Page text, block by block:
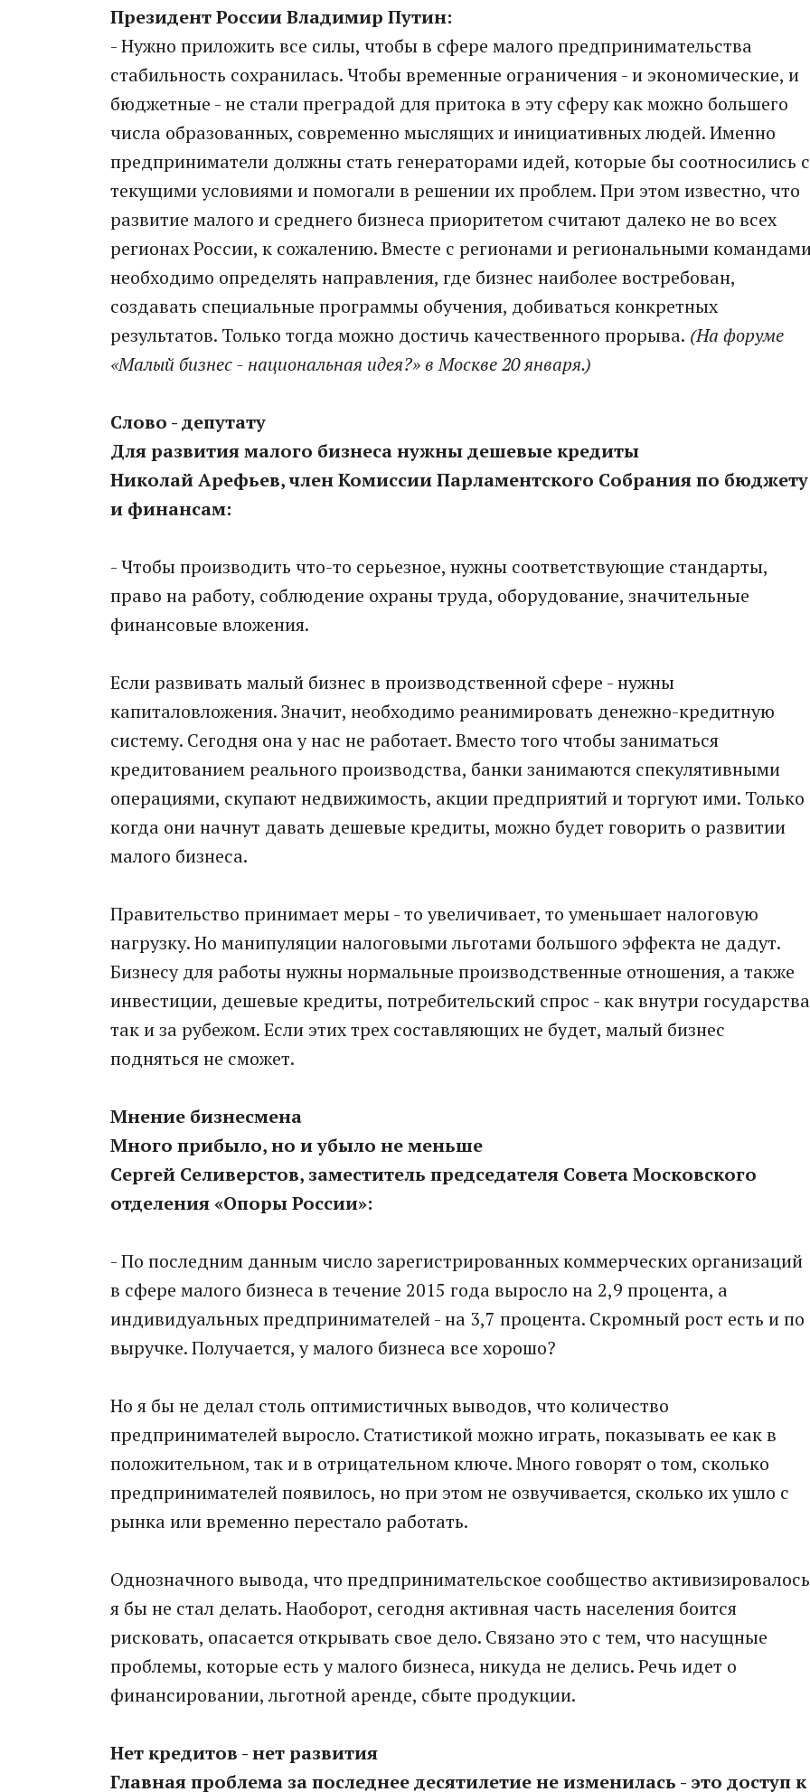
Президент России Владимир Путин:
- Нужно приложить все силы, чтобы в сфере малого предпринимательства
стабильность сохранилась. Чтобы временные ограничения - и экономические, и
бюджетные - не стали преградой для притока в эту сферу как можно большего
числа образованных, современно мыслящих и инициативных людей. Именно
предприниматели должны стать генераторами идей, которые бы соотносились с
текущими условиями и помогали в решении их проблем. При этом известно, что
развитие малого и среднего бизнеса приоритетом считают далеко не во всех
регионах России, к сожалению. Вместе с регионами и региональными
необходимо определять направления, где бизнес наиболее востребован,
создавать специальные программы обучения, добиваться конкретных
результатов. Только тогда можно достичь качественного прорыва. (На форуме
«Малый бизнес - национальная идея?» в Москве 20 января.)
Слово - депутату
Для развития малого бизнеса нужны дешевые кредиты
Николай Арефьев, член Комиссии Парламентского Собрания по бюджету
и финансам:
- Чтобы производить что-то серьезное, нужны соответствующие стандарты,
право на работу, соблюдение охраны труда, оборудование, значительные
финансовые вложения.
Если развивать малый бизнес в производственной сфере - нужны
капиталовложения. Значит, необходимо реанимировать денежно-кредитную
систему. Сегодня она у нас не работает. Вместо того чтобы заниматься
кредитованием реального производства, банки занимаются спекулятивными
операциями, скупают недвижимость, акции предприятий и торгуют ими. Только
когда они начнут давать дешевые кредиты, можно будет говорить о развитии
малого бизнеса.
Правительство принимает меры - то увеличивает, то уменьшает налоговую
нагрузку. Но манипуляции налоговыми льготами большого эффекта не дадут.
Бизнесу для работы нужны нормальные производственные отношения, а также
инвестиции, дешевые кредиты, потребительский спрос - как внутри
так и за рубежом. Если этих трех составляющих не будет, малый бизнес
подняться не сможет.
Мнение бизнесмена
Много прибыло, но и убыло не меньше
Сергей Селиверстов, заместитель председателя Совета Московского
отделения «Опоры России»:
- По последним данным число зарегистрированных коммерческих организаций
в сфере малого бизнеса в течение 2015 года выросло на 2,9 процента, а
индивидуальных предпринимателей - на 3,7 процента. Скромный рост есть и по
выручке. Получается, у малого бизнеса все хорошо?
Но я бы не делал столь оптимистичных выводов, что количество
предпринимателей выросло. Статистикой можно играть, показывать ее как в
положительном, так и в отрицательном ключе. Много говорят о том, сколько
предпринимателей появилось, но при этом не озвучивается, сколько их ушло с
рынка или временно перестало работать.
Однозначного вывода, что предпринимательское сообщество
я бы не стал делать. Наоборот, сегодня активная часть населения боится
рисковать, опасается открывать свое дело. Связано это с тем, что насущные
проблемы, которые есть у малого бизнеса, никуда не делись. Речь идет о
финансировании, льготной аренде, сбыте продукции.
Нет кредитов - нет развития
Главная проблема за последнее десятилетие не изменилась - это доступ к